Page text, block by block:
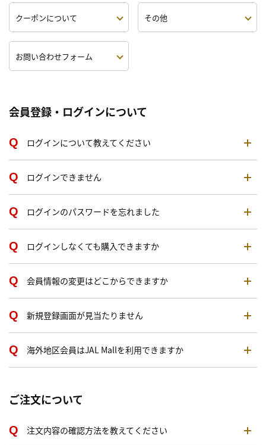
クーポンについて その他
お問い合わせフォーム
会員登録・ログインについて
ログインについて教えてください
ログインできません
ログインのパスワードを忘れました
ログインしなくても購入できますか
会員情報の変更はどこからできますか
新規登録画面が見当たりません
海外地区会員はJAL Mallを利用できますか
ご注文について
注文内容の確認方法を教えてください